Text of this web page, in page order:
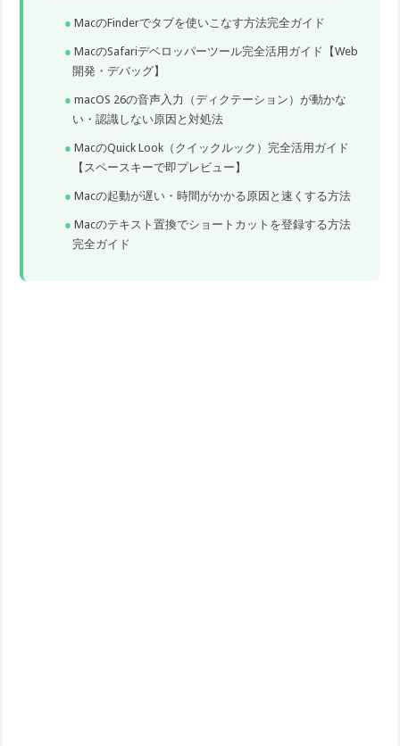
MacのFinderでタブを使いこなす方法完全ガイド
MacのSafariデベロッパーツール完全活用ガイド【Web
開発・デバッグ】
macOS 26の音声入力（ディクテーション）が動かな
い・認識しない原因と対処法
MacのQuick Look（クイックルック）完全活用ガイド
【スペースキーで即プレビュー】
Macの起動が遅い・時間がかかる原因と速くする方法
Macのテキスト置換でショートカットを登録する方法
完全ガイド